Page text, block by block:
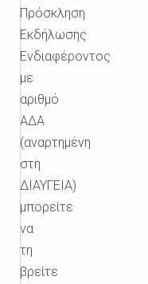
Πρόσκληση
Εκδήλωσης
Ενδιαφέροντος
με
αριθμό
ΑΔΑ
(αναρτημένη
στη
ΔΙΑΥΓΕΙΑ)
μπορείτε
να
τη
βρείτε